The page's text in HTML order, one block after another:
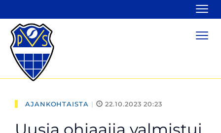
AJANKOHTAISTA | 22.10.2023 20:23